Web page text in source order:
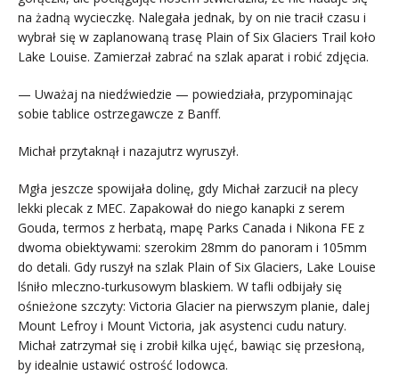
na żadną wycieczkę. Nalegała jednak, by on nie tracił czasu i
wybrał się w zaplanowaną trasę Plain of Six Glaciers Trail koło
Lake Louise. Zamierzał zabrać na szlak aparat i robić zdjęcia.
— Uważaj na niedźwiedzie — powiedziała, przypominając
sobie tablice ostrzegawcze z Banff.
Michał przytaknął i nazajutrz wyruszył.
Mgła jeszcze spowijała dolinę, gdy Michał zarzucił na plecy
lekki plecak z MEC. Zapakował do niego kanapki z serem
Gouda, termos z herbatą, mapę Parks Canada i Nikona FE z
dwoma obiektywami: szerokim 28mm do panoram i 105mm
do detali. Gdy ruszył na szlak Plain of Six Glaciers, Lake Louise
lśniło mleczno-turkusowym blaskiem. W tafli odbijały się
ośnieżone szczyty: Victoria Glacier na pierwszym planie, dalej
Mount Lefroy i Mount Victoria, jak asystenci cudu natury.
Michał zatrzymał się i zrobił kilka ujęć, bawiąc się przesłoną,
by idealnie ustawić ostrość lodowca.